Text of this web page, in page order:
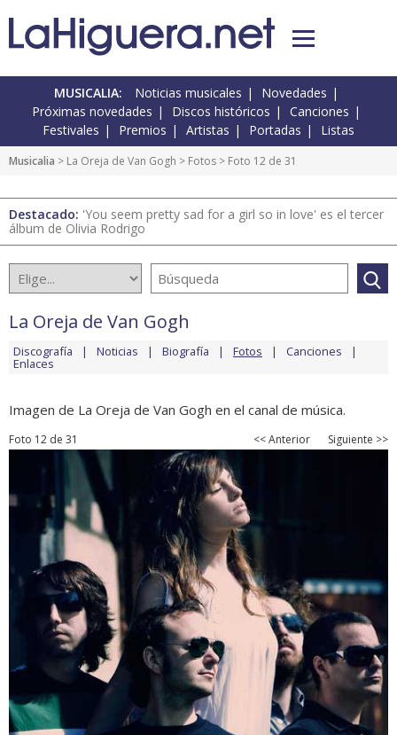
MUSICALIA: Noticias musicales
Novedades
Próximas novedades
Discos históricos
Canciones
Festivales
Premios Artistas Portadas Listas
Musicalia > La Oreja de Van Gogh > Fotos > Foto 12 de 31
Destacado: 'You seem pretty sad for a girl so in love' es el tercer
álbum de Olivia Rodrigo
La Oreja de Van Gogh
Discografía Noticias Biografía Fotos Canciones
Enlaces
Imagen de La Oreja de Van Gogh en el canal de música.
Foto 12 de 31 << Anterior Siguiente >>